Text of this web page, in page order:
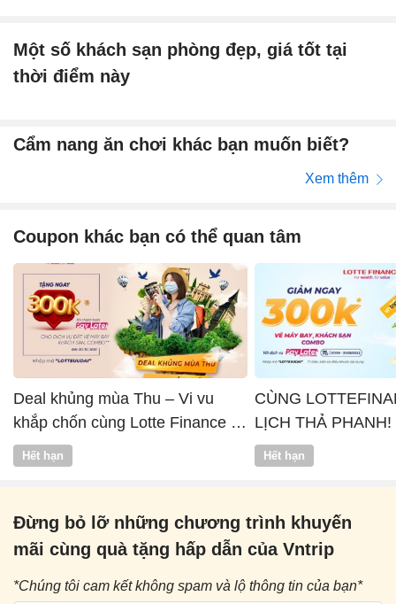
Một số khách sạn phòng đẹp, giá tốt tại
thời điểm này
Cẩm nang ăn chơi khác bạn muốn biết?
Xem thêm
Coupon khác bạn có thể quan tâm
Deal khủng mùa Thu – Vi vu
khắp chốn cùng Lotte Finance x
Vntrip
Hết hạn
CÙNG
LỊCH THẢ PHANH!
Hết hạn
Đừng bỏ lỡ những chương trình khuyến
mãi cùng quà tặng hấp dẫn của Vntrip
*Chúng tôi cam kết không spam và lộ thông tin của bạn*